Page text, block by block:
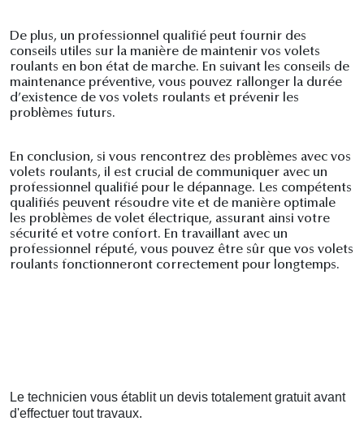
De plus, un professionnel qualifié peut fournir des
conseils utiles sur la manière de maintenir vos volets
roulants en bon état de marche. En suivant les conseils de
maintenance préventive, vous pouvez rallonger la durée
d’existence de vos volets roulants et prévenir les
problèmes futurs.
En conclusion, si vous rencontrez des problèmes avec vos
volets roulants, il est crucial de communiquer avec un
professionnel qualifié pour le dépannage. Les compétents
qualifiés peuvent résoudre vite et de manière optimale
les problèmes de volet électrique, assurant ainsi votre
sécurité et votre confort. En travaillant avec un
professionnel réputé, vous pouvez être sûr que vos volets
roulants fonctionneront correctement pour longtemps.
Le technicien vous établit un devis totalement gratuit avant
d'effectuer tout travaux.